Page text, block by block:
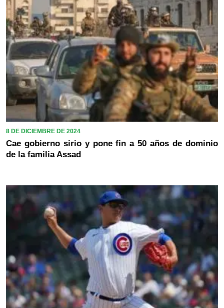
8 DE DICIEMBRE DE 2024
Cae gobierno sirio y pone fin a 50 años de dominio
de la familia Assad